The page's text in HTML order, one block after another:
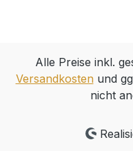
Alle Preise inkl.
Versandkostenund
nicht